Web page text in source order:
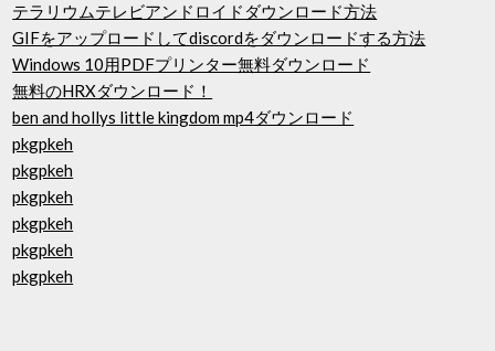
テラリウムテレビアンドロイドダウンロード方法
GIFをアップロードしてdiscordをダウンロードする方法
Windows 10用PDFプリンター無料ダウンロード
無料のHRXダウンロード！
ben and hollys little kingdom mp4ダウンロード
pkgpkeh
pkgpkeh
pkgpkeh
pkgpkeh
pkgpkeh
pkgpkeh